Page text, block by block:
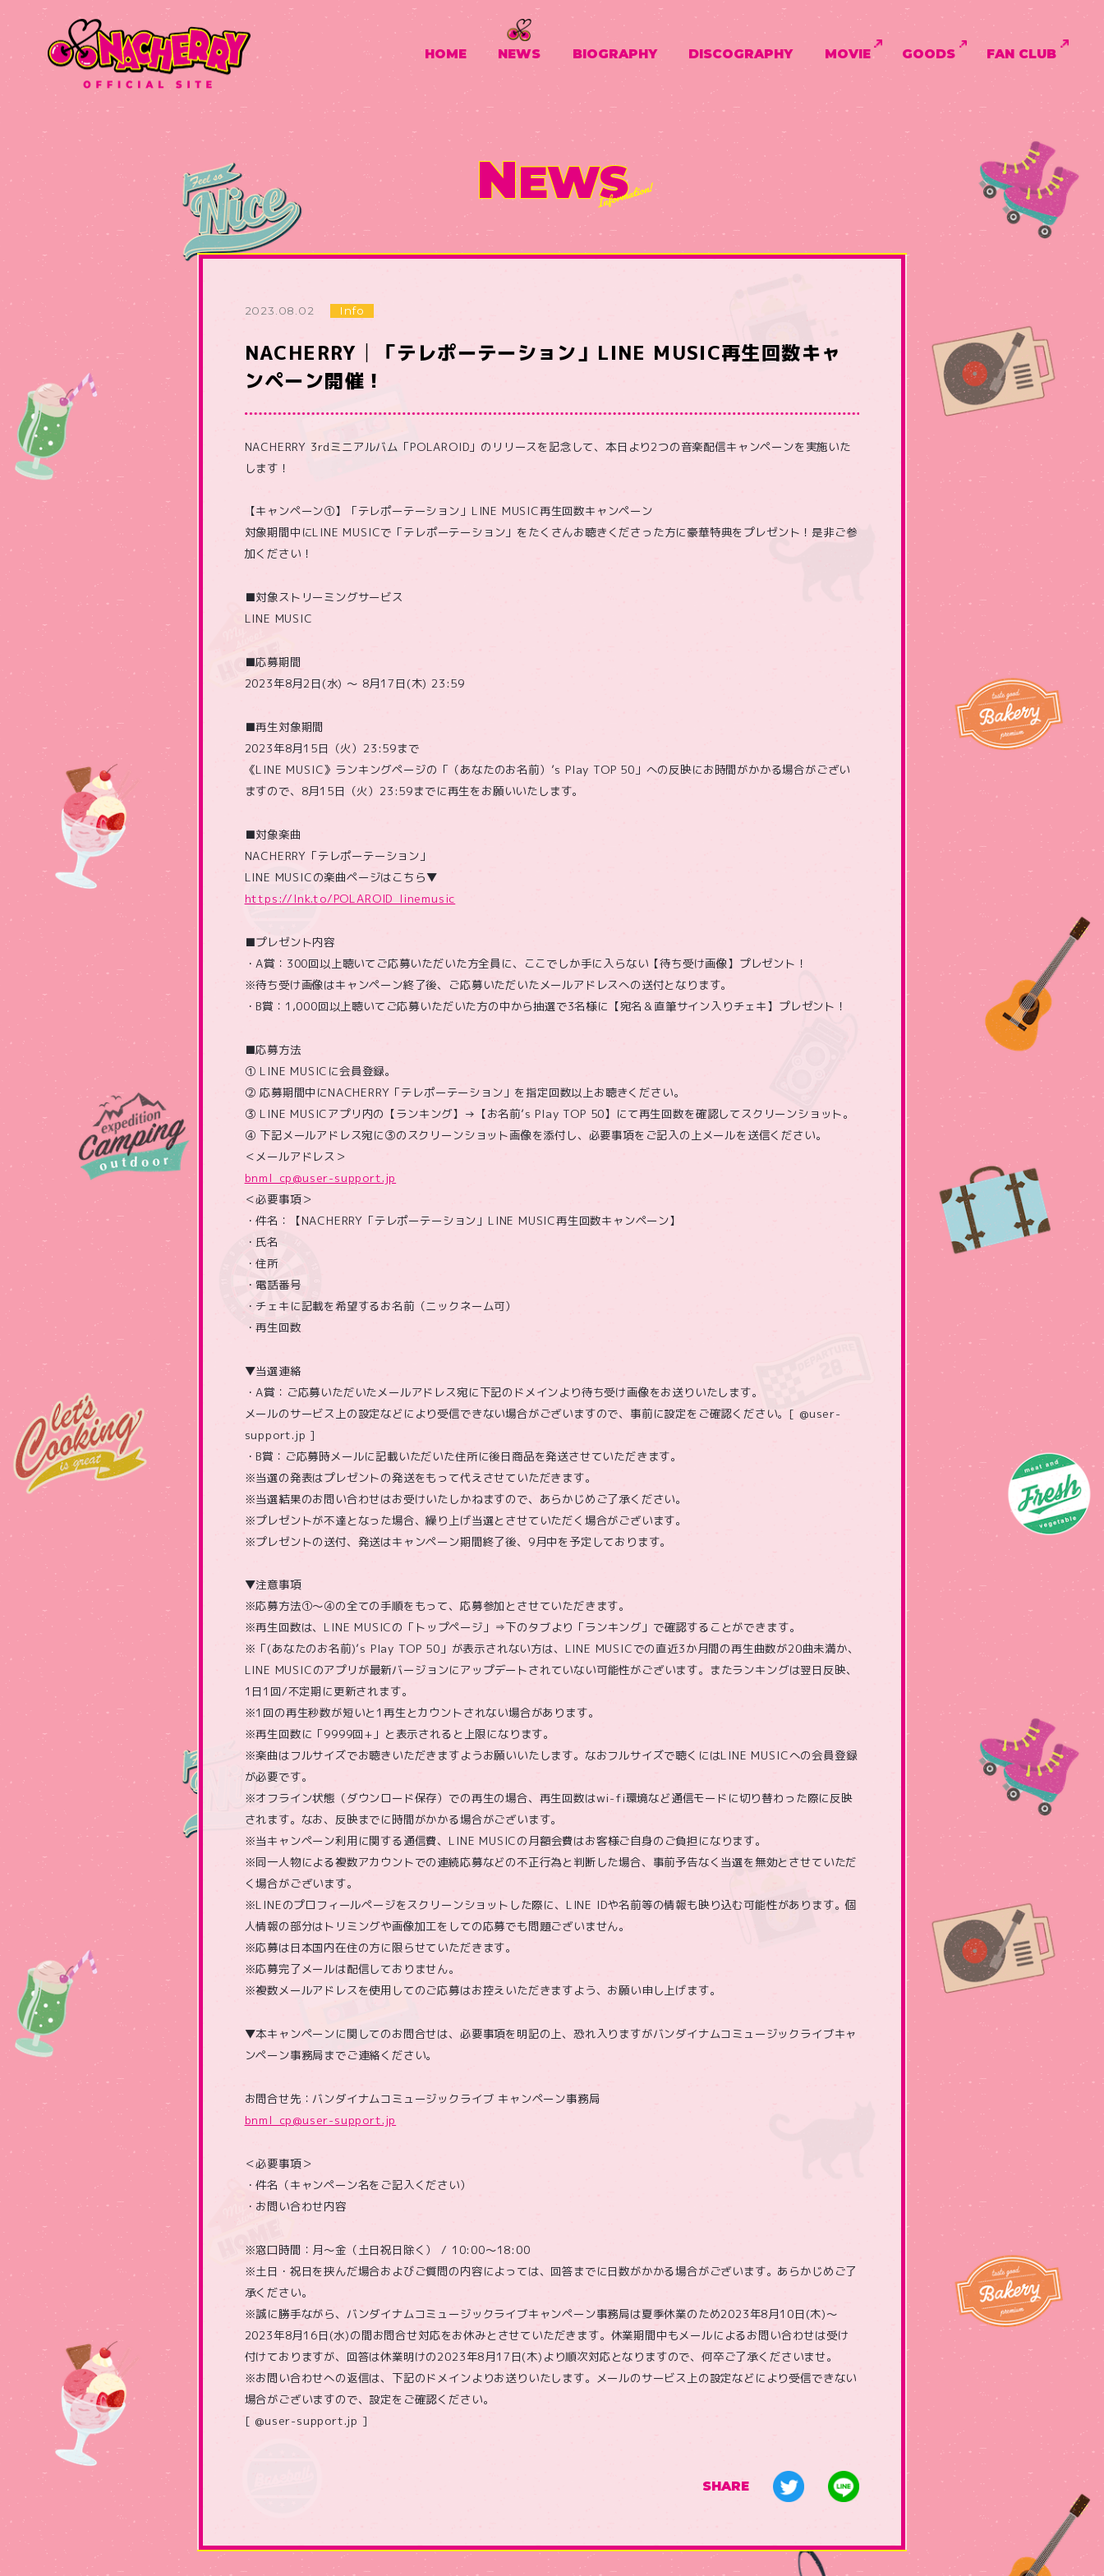
HOME NEWS BIOGRAPHY DISCOGRAPHY MOVIE GOODS FAN CLUB
NEWS
2023.08.02 Info
NACHERRY│「テレポーテーション」LINE MUSIC再生回数キャ
ンペーン開催！
NACHERRY 3rdミニアルバム「POLAROID」のリリースを記念して、本日より2つの音楽配信キャンペーンを実施いた
します！
【キャンペーン①】「テレポーテーション」LINE MUSIC再生回数キャンペーン
対象期間中にLINE MUSICで「テレポーテーション」をたくさんお聴きくださった方に豪華特典をプレゼント！是非ご参
加ください！
■対象ストリーミングサービス
LINE MUSIC
■応募期間
2023年8月2日(水) ～ 8月17日(木) 23:59
■再生対象期間
2023年8月15日（火）23:59まで
《LINE MUSIC》ランキングページの「（あなたのお名前）’s Play TOP 50」への反映にお時間がかかる場合がござい
ますので、8月15日（火）23:59までに再生をお願いいたします。
■対象楽曲
NACHERRY「テレポーテーション」
LINE MUSICの楽曲ページはこちら▼
https://lnk.to/POLAROID_linemusic
■プレゼント内容
・A賞：300回以上聴いてご応募いただいた方全員に、ここでしか手に入らない【待ち受け画像】プレゼント！
※待ち受け画像はキャンペーン終了後、ご応募いただいたメールアドレスへの送付となります。
・B賞：1,000回以上聴いてご応募いただいた方の中から抽選で3名様に【宛名＆直筆サイン入りチェキ】プレゼント！
■応募方法
① LINE MUSICに会員登録。
② 応募期間中にNACHERRY「テレポーテーション」を指定回数以上お聴きください。
③ LINE MUSICアプリ内の【ランキング】→【お名前’s Play TOP 50】にて再生回数を確認してスクリーンショット。
④ 下記メールアドレス宛に③のスクリーンショット画像を添付し、必要事項をご記入の上メールを送信ください。
＜メールアドレス＞
bnml_cp@user-support.jp
＜必要事項＞
・件名：【NACHERRY「テレポーテーション」LINE MUSIC再生回数キャンペーン】
・氏名
・住所
・電話番号
・チェキに記載を希望するお名前（ニックネーム可）
・再生回数
▼当選連絡
・A賞：ご応募いただいたメールアドレス宛に下記のドメインより待ち受け画像をお送りいたします。
メールのサービス上の設定などにより受信できない場合がございますので、事前に設定をご確認ください。[ @user-
support.jp ]
・B賞：ご応募時メールに記載いただいた住所に後日商品を発送させていただきます。
※当選の発表はプレゼントの発送をもって代えさせていただきます。
※当選結果のお問い合わせはお受けいたしかねますので、あらかじめご了承ください。
※プレゼントが不達となった場合、繰り上げ当選とさせていただく場合がございます。
※プレゼントの送付、発送はキャンペーン期間終了後、9月中を予定しております。
▼注意事項
※応募方法①～④の全ての手順をもって、応募参加とさせていただきます。
※再生回数は、LINE MUSICの「トップページ」⇒下のタブより「ランキング」で確認することができます。
※「(あなたのお名前)’s Play TOP 50」が表示されない方は、LINE MUSICでの直近3か月間の再生曲数が20曲未満か、
LINE MUSICのアプリが最新バージョンにアップデートされていない可能性がございます。またランキングは翌日反映、
1日1回/不定期に更新されます。
※1回の再生秒数が短いと1再生とカウントされない場合があります。
※再生回数に「9999回+」と表示されると上限になります。
※楽曲はフルサイズでお聴きいただきますようお願いいたします。なおフルサイズで聴くにはLINE MUSICへの会員登録
が必要です。
※オフライン状態（ダウンロード保存）での再生の場合、再生回数はwi-fi環境など通信モードに切り替わった際に反映
されます。なお、反映までに時間がかかる場合がございます。
※当キャンペーン利用に関する通信費、LINE MUSICの月額会費はお客様ご自身のご負担になります。
※同一人物による複数アカウントでの連続応募などの不正行為と判断した場合、事前予告なく当選を無効とさせていただ
く場合がございます。
※LINEのプロフィールページをスクリーンショットした際に、LINE IDや名前等の情報も映り込む可能性があります。個
人情報の部分はトリミングや画像加工をしての応募でも問題ございません。
※応募は日本国内在住の方に限らせていただきます。
※応募完了メールは配信しておりません。
※複数メールアドレスを使用してのご応募はお控えいただきますよう、お願い申し上げます。
▼本キャンペーンに関してのお問合せは、必要事項を明記の上、恐れ入りますがバンダイナムコミュージックライブキャ
ンペーン事務局までご連絡ください。
お問合せ先：バンダイナムコミュージックライブ キャンペーン事務局
bnml_cp@user-support.jp
＜必要事項＞
・件名（キャンペーン名をご記入ください）
・お問い合わせ内容
※窓口時間：月～金（土日祝日除く） / 10:00～18:00
※土日・祝日を挟んだ場合およびご質問の内容によっては、回答までに日数がかかる場合がございます。あらかじめご了
承ください。
※誠に勝手ながら、バンダイナムコミュージックライブキャンペーン事務局は夏季休業のため2023年8月10日(木)～
2023年8月16日(水)の間お問合せ対応をお休みとさせていただきます。休業期間中もメールによるお問い合わせは受け
付けておりますが、回答は休業明けの2023年8月17日(木)より順次対応となりますので、何卒ご了承くださいませ。
※お問い合わせへの返信は、下記のドメインよりお送りいたします。メールのサービス上の設定などにより受信できない
場合がございますので、設定をご確認ください。
[ @user-support.jp ]
SHARE